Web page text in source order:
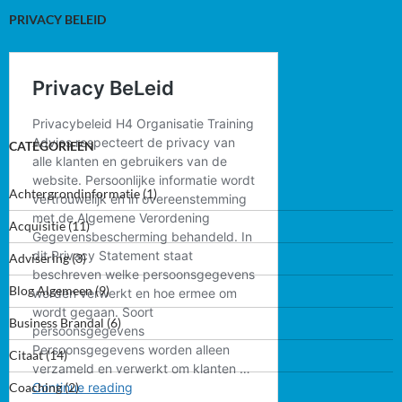
PRIVACY BELEID
CATEGORIEEN
Achtergrondinformatie (1)
Acquisitie(11)
Advisering(3)
Blog Algemeen(9)
Business Brandal (6)
Citaat(14)
Coaching(2)